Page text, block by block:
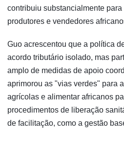
contribuiu substancialmente
produtores e vendedores
Guo acrescentou que a política
acordo tributário isolado, mas
amplo de medidas de apoio
aprimorou as "vias verdes" para
agrícolas e alimentar africanos
procedimentos de liberação
de facilitação, como a gestão